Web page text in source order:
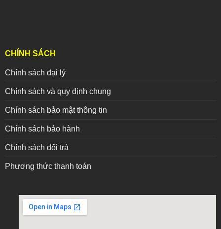
CHÍNH SÁCH
Chính sách đại lý
Chính sách và quy định chung
Chính sách bảo mật thông tin
Chính sách bảo hành
Chính sách đổi trả
Phương thức thanh toán